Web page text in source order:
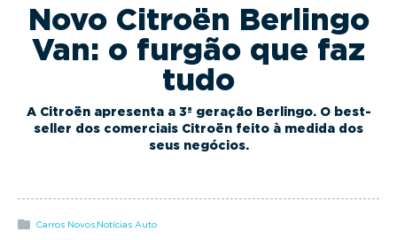
a
r
y
a
v
a
t
c
o
n
e
n
Novo Citroën Berlingo
Van: o furgão que faz
tudo
A Citroën apresenta a 3ª geração Berlingo. O best-
seller dos comerciais Citroën feito à medida dos
seus negócios.
Carros Novos Notícias Auto